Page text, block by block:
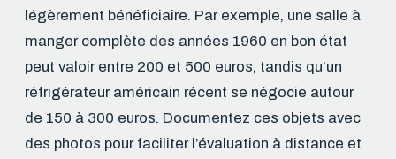
légèrement bénéficiaire. Par exemple, une salle à
manger complète des années 1960 en bon état
peut valoir entre 200 et 500 euros, tandis qu’un
réfrigérateur américain récent se négocie autour
de 150 à 300 euros. Documentez ces objets avec
des photos pour faciliter l’évaluation à distance et